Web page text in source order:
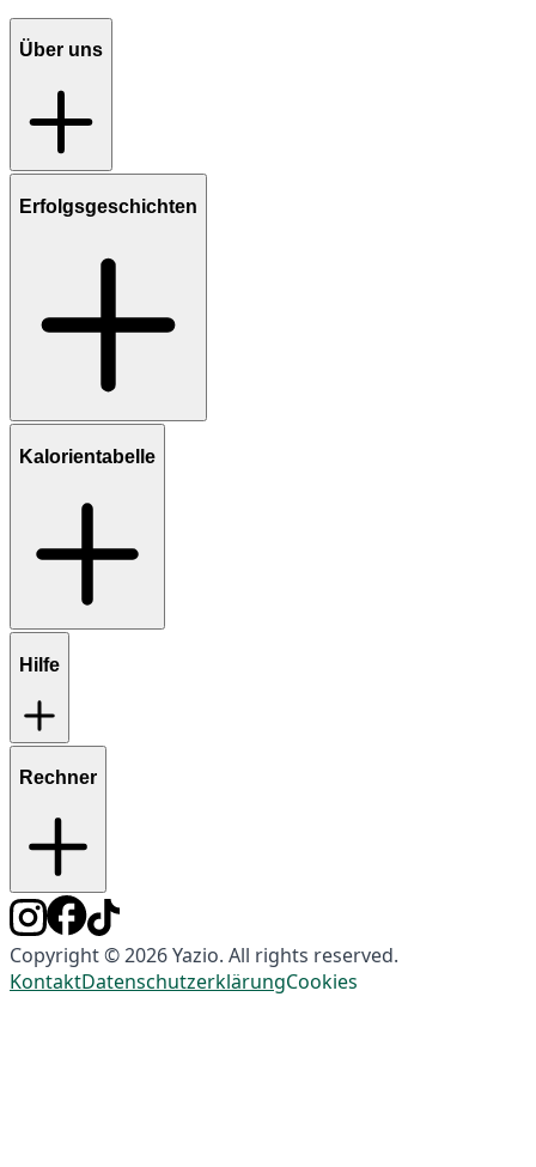
Über uns
Erfolgsgeschichten
Kalorientabelle
Hilfe
Rechner
Copyright © 2026 Yazio. All rights reserved.
KontaktDatenschutzerklärungCookies